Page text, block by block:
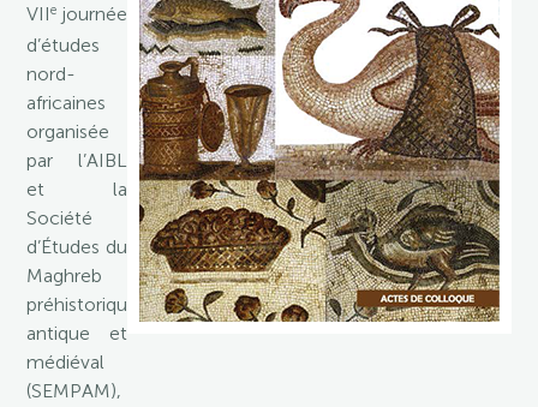
VIIe journée
d’études
nord-
africaines
organisée
par l’AIBL
et la
Société
d’Études du
Maghreb
préhistorique,
antique et
médiéval
(SEMPAM),